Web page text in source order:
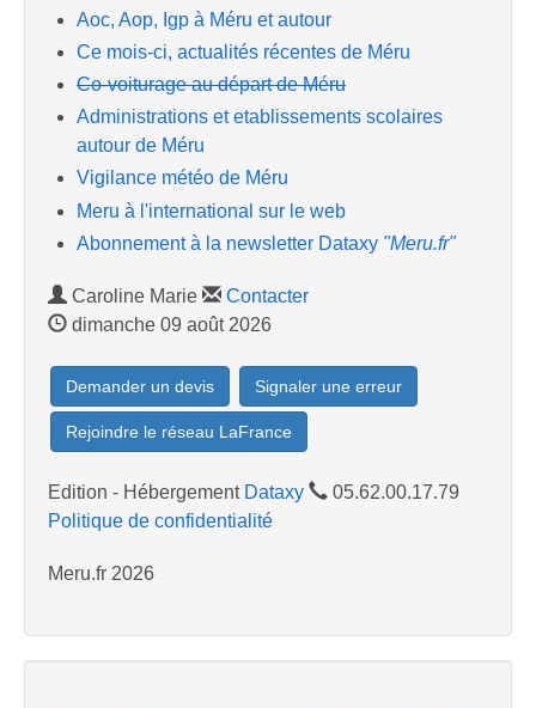
Aoc, Aop, Igp à Méru et autour
Ce mois-ci, actualités récentes de Méru
Co-voiturage au départ de Méru
Administrations et etablissements scolaires
autour de Méru
Vigilance météo de Méru
Meru à l'international sur le web
Abonnement à la newsletter Dataxy "Meru.fr"
Caroline Marie
Contacter
dimanche 09 août 2026
Demander un devis Signaler une erreur
Rejoindre le réseau LaFrance
Edition - Hébergement Dataxy
05.62.00.17.79
Politique de confidentialité
Meru.fr 2026